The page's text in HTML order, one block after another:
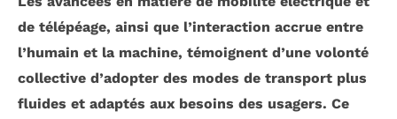
de télépéage, ainsi que l’interaction accrue entre
l’humain et la machine, témoignent d’une volonté
collective d’adopter des modes de transport plus
fluides et adaptés aux besoins des usagers. Ce